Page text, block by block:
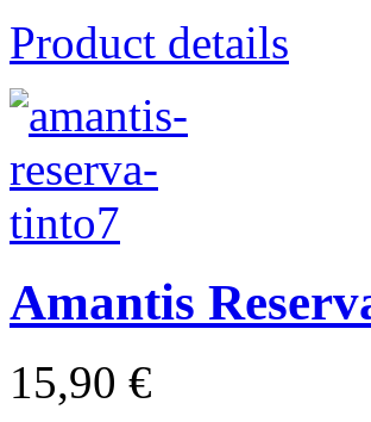
Product details
Amantis
15,90 €